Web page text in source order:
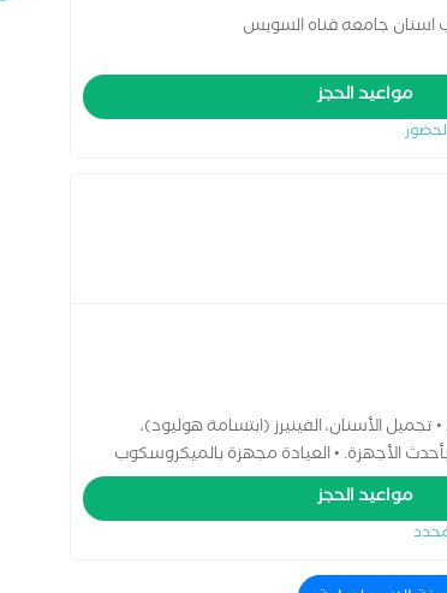
اسنان جامعه قناه السويس
مواعيد الحجز
الأسنان، الفينيرز (ابتسامة هوليود)،
الأجهزة. • العيادة مجهزة بالميكروسكوب
ومكافحة العدوى المعتمدة من منظمة
مواعيد الحجز